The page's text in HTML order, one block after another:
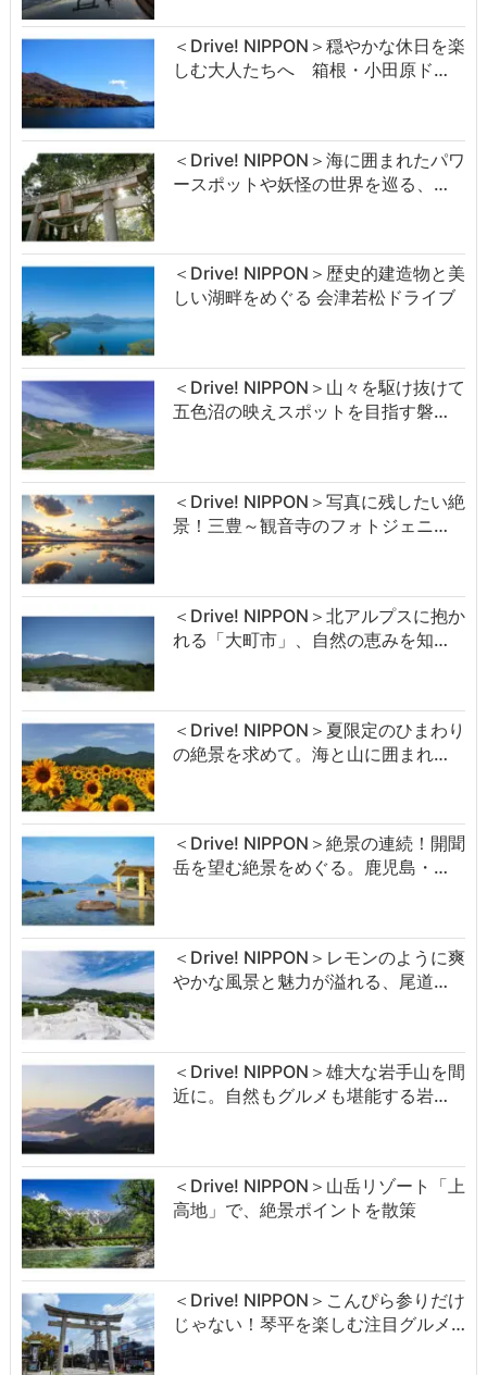
＜Drive! NIPPON＞穏やかな休日を楽
しむ大人たちへ 箱根・小田原ド…
＜Drive! NIPPON＞海に囲まれたパワ
ースポットや妖怪の世界を巡る、…
＜Drive! NIPPON＞歴史的建造物と美
しい湖畔をめぐる 会津若松ドライブ
＜Drive! NIPPON＞山々を駆け抜けて
五色沼の映えスポットを目指す磐…
＜Drive! NIPPON＞写真に残したい絶
景！三豊～観音寺のフォトジェニ…
＜Drive! NIPPON＞北アルプスに抱か
れる「大町市」、自然の恵みを知…
＜Drive! NIPPON＞夏限定のひまわり
の絶景を求めて。海と山に囲まれ…
＜Drive! NIPPON＞絶景の連続！開聞
岳を望む絶景をめぐる。鹿児島・…
＜Drive! NIPPON＞レモンのように爽
やかな風景と魅力が溢れる、尾道…
＜Drive! NIPPON＞雄大な岩手山を間
近に。自然もグルメも堪能する岩…
＜Drive! NIPPON＞山岳リゾート「上
高地」で、絶景ポイントを散策
＜Drive! NIPPON＞こんぴら参りだけ
じゃない！琴平を楽しむ注目グルメ…